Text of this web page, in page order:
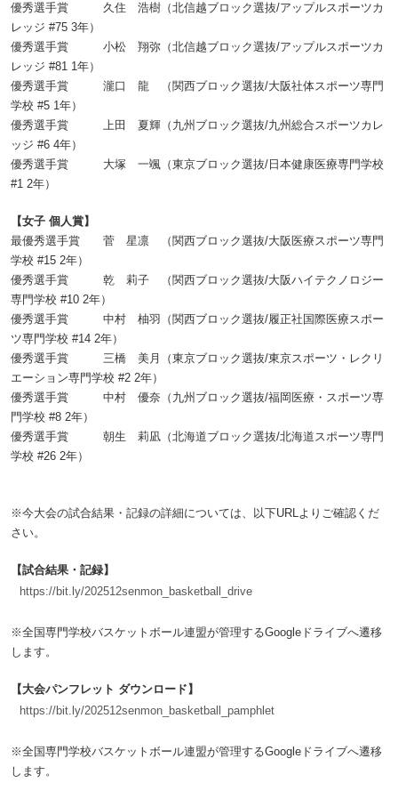
優秀選手賞 久住 浩樹（北信越ブロック選抜/アップルスポーツカ
レッジ #75 3年）
優秀選手賞 小松 翔弥（北信越ブロック選抜/アップルスポーツカ
レッジ #81 1年）
優秀選手賞 瀧口 龍 （関西ブロック選抜/大阪社体スポーツ専門
学校 #5 1年）
優秀選手賞 上田 夏輝（九州ブロック選抜/九州総合スポーツカレ
ッジ #6 4年）
優秀選手賞 大塚 一颯（東京ブロック選抜/日本健康医療専門学校
#1 2年）
【女子 個人賞】
最優秀選手賞 菅 星凛 （関西ブロック選抜/大阪医療スポーツ専門
学校 #15 2年）
優秀選手賞 乾 莉子 （関西ブロック選抜/大阪ハイテクノロジー
専門学校 #10 2年）
優秀選手賞 中村 柚羽（関西ブロック選抜/履正社国際医療スポー
ツ専門学校 #14 2年）
優秀選手賞 三橋 美月（東京ブロック選抜/東京スポーツ・レクリ
エーション専門学校 #2 2年）
優秀選手賞 中村 優奈（九州ブロック選抜/福岡医療・スポーツ専
門学校 #8 2年）
優秀選手賞 朝生 莉凪（北海道ブロック選抜/北海道スポーツ専門
学校 #26 2年）
※今大会の試合結果・記録の詳細については、以下URLよりご確認くだ
さい。
【試合結果・記録】
https://bit.ly/202512senmon_basketball_drive
※全国専門学校バスケットボール連盟が管理するGoogleドライブへ遷移
します。
【大会パンフレット ダウンロード】
https://bit.ly/202512senmon_basketball_pamphlet
※全国専門学校バスケットボール連盟が管理するGoogleドライブへ遷移
します。